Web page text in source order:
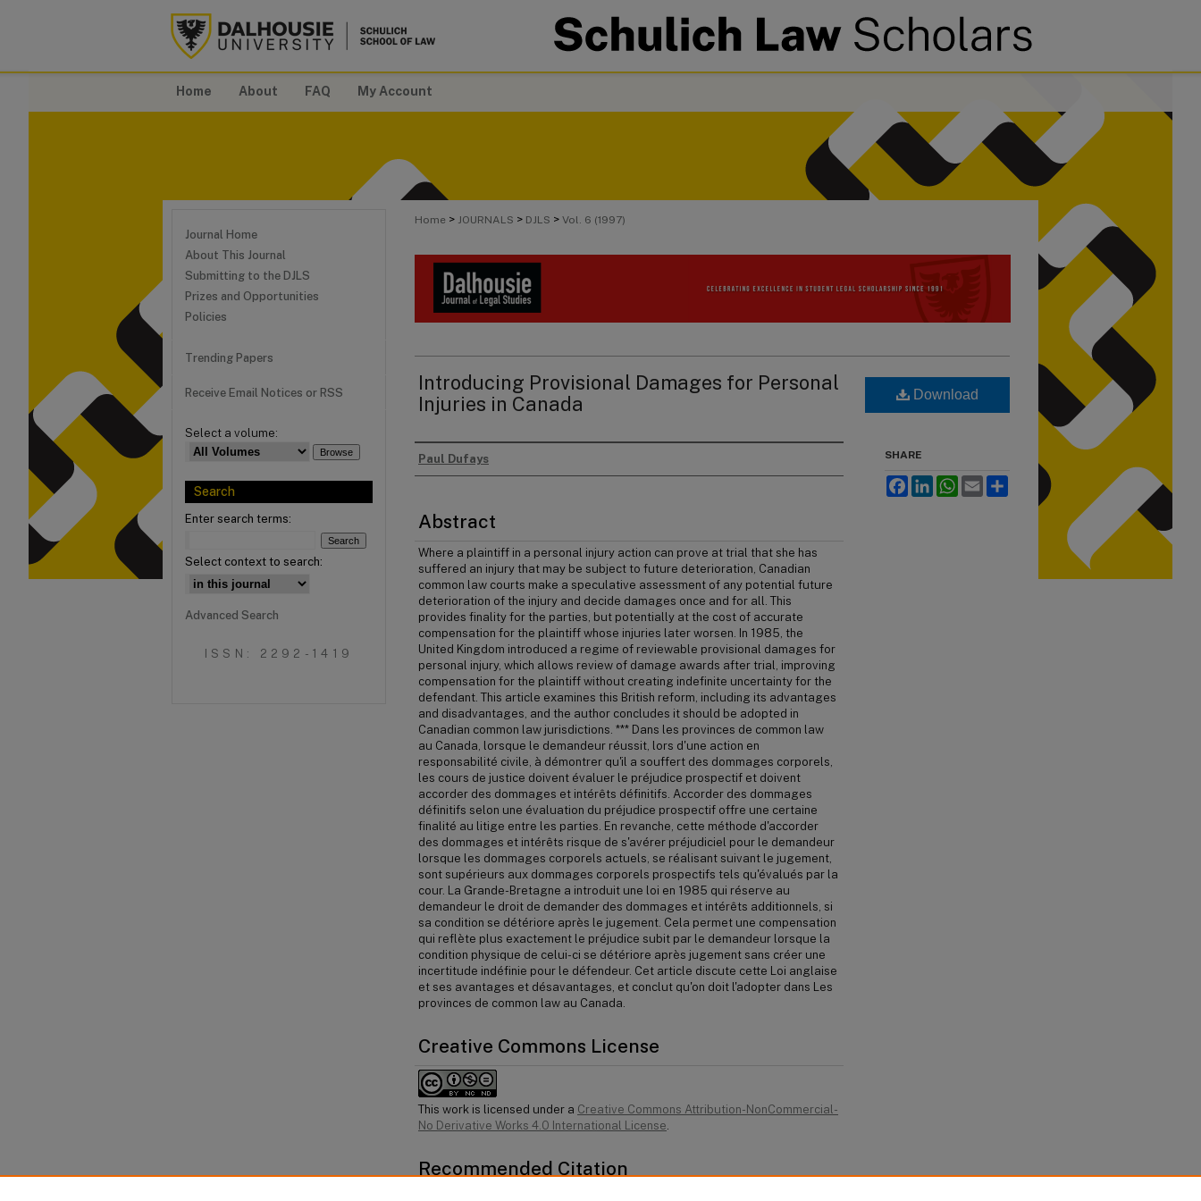
Home About FAQ My Account
Home > JOURNALS > DJLS > Vol. 6 (1997)
Introducing Provisional Damages for Personal
Injuries in Canada
Authors
Paul Dufays
Abstract
Where a plaintiff in a personal injury action can prove at trial that she has
suffered an injury that may be subject to future deterioration, Canadian
common law courts make a speculative assessment of any potential future
deterioration of the injury and decide damages once and for all. This
provides finality for the parties, but potentially at the cost of accurate
compensation for the plaintiff whose injuries later worsen. In 1985, the
United Kingdom introduced a regime of reviewable provisional damages for
personal injury, which allows review of damage awards after trial, improving
compensation for the plaintiff without creating indefinite uncertainty for the
defendant. This article examines this British reform, including its advantages
and disadvantages, and the author concludes it should be adopted in
Canadian common law jurisdictions. *** Dans les provinces de common law
au Canada, lorsque le demandeur réussit, lors d'une action en
responsabilité civile, à démontrer qu'il a souffert des dommages corporels,
les cours de justice doivent évaluer le préjudice prospectif et doivent
accorder des dommages et intérêts définitifs. Accorder des dommages
définitifs selon une évaluation du préjudice prospectif offre une certaine
finalité au litige entre les parties. En revanche, cette méthode d'accorder
des dommages et intérêts risque de s'avérer préjudiciel pour le demandeur
lorsque les dommages corporels actuels, se réalisant suivant le jugement,
sont supérieurs aux dommages corporels prospectifs tels qu'évalués par la
cour. La Grande-Bretagne a introduit une loi en 1985 qui réserve au
demandeur le droit de demander des dommages et intérêts additionnels, si
sa condition se détériore après le jugement. Cela permet une compensation
qui reflète plus exactement le préjudice subit par le demandeur lorsque la
condition physique de celui-ci se détériore après jugement sans créer une
incertitude indéfinie pour le défendeur. Cet article discute cette Loi anglaise
et ses avantages et désavantages, et conclut qu'on doit l'adopter dans Les
provinces de common law au Canada.
Creative Commons License
This work is licensed under a Creative Commons Attribution-NonCommercial-
No Derivative Works 4.0 International License.
Recommended Citation
Download
SHARE
FacebookLinkedInWhatsApp
Email
Journal Home
About This Journal
Submitting to the DJLS
Prizes and Opportunities
Policies
Trending Papers
Receive Email Notices or RSS
Select a volume:
Search
Enter search terms:
Select context to search:
Advanced Search
ISSN: 2292-1419